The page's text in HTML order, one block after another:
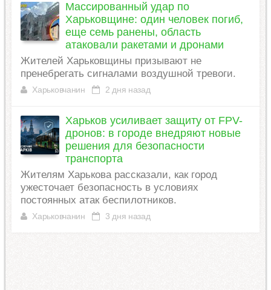
Массированный удар по
Харьковщине: один человек погиб,
еще семь ранены, область
атаковали ракетами и дронами
Жителей Харьковщины призывают не
пренебрегать сигналами воздушной тревоги.
Харьковчанин 2 дня назад
Харьков усиливает защиту от FPV-
дронов: в городе внедряют новые
решения для безопасности
транспорта
Жителям Харькова рассказали, как город
ужесточает безопасность в условиях
постоянных атак беспилотников.
Харьковчанин 3 дня назад